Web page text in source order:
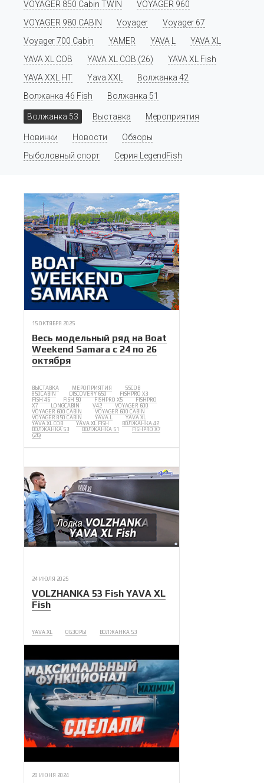
VOYAGER 850 Cabin TWIN
VOYAGER 960
VOYAGER 980 CABIN
Voyager
Voyager 67
Voyager 700 Cabin
YAMER YAVA L
YAVA XL
YAVA XL COB
YAVA XL COB (26)
YAVA XL Fish
YAVA XXL HT
Yava XXL
Волжанка 42
Волжанка 46 Fish
Волжанка 51
Волжанка 53 Выставка Мероприятия
Новинки Новости
Обзоры
Рыболовный спорт
Серия LegendFish
15 ОКТЯБРЯ 2025
Весь модельный ряд на Boat
Weekend Samara с 24 по 26
октября
ВЫСТАВКА МЕРОПРИЯТИЯ
55COB
850CABIN
DISCOVERY 650
FISHPRO X3
FISH 46
FISH 50 FISHPRO X5
FISHPRO
X7
LONGCABIN V42
VOYAGER 600
VOYAGER 600 CABIN
VOYAGER 600 CABIN
VOYAGER 850 CABIN
YAVA L
YAVA XL
YAVA XL COB
YAVA XL FISH
ВОЛЖАНКА 42
ВОЛЖАНКА 53
ВОЛЖАНКА 51
FISHPRO X7
(26)
24 ИЮЛЯ 2025
VOLZHANKA 53 Fish YAVA XL
Fish
YAVA XL ОБЗОРЫ ВОЛЖАНКА 53
20 ИЮНЯ 2024